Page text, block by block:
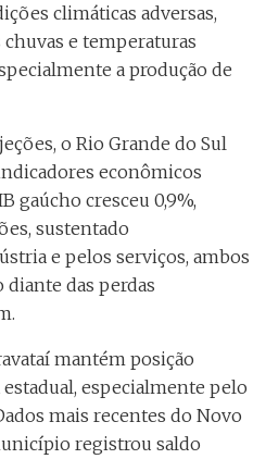
climáticas adversas,
e temperaturas
a produção de
o Rio Grande do Sul
econômicos
gaúcho cresceu 0,9%,
sustentado
e pelos serviços, ambos
diante das perdas
mantém posição
especialmente pelo
mais recentes do Novo
registrou saldo